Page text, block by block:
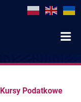
Kursy Podatkowe